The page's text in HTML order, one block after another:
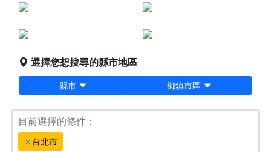
點燈服務
堪輿/風水
選擇您想搜尋的縣市地區
縣市 鄉鎮市區
目前選擇的條件：
台北市